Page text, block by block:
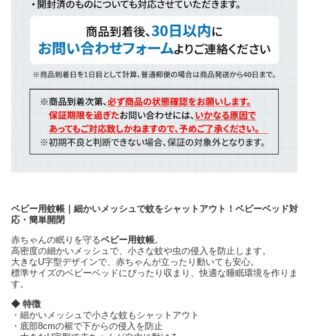
ベビー用蚊帳｜細かいメッシュで蚊をシャットアウト！ベビーベッド対
応・簡単開閉
赤ちゃんの眠りを守るベビー用蚊帳。
高密度の細かいメッシュで、小さな蚊や虫の侵入を防止します。
大きなU字型デザインで、赤ちゃんが立ったり動いても安心。
標準サイズのベビーベッドにぴったり収まり、快適な睡眠環境を作りま
す。
◆ 特徴
・細かいメッシュで小さな蚊もシャットアウト
・底部8cmの裾で下からの侵入を防止